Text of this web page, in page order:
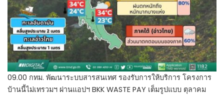
09.00 กทม. พัฒนาระบบสารสนเทศ รองรับการให้บริการ โครงการ
บ้านนี้ไม่เทรวมฯ ผ่านแอปฯ BKK WASTE PAY เต็มรูปแบบ ตุลาคม